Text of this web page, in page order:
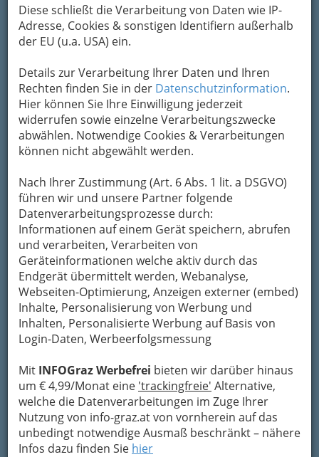
Diese schließt die Verarbeitung von Daten wie IP-
Adresse, Cookies & sonstigen Identifiern außerhalb
der EU (u.a. USA) ein.
Details zur Verarbeitung Ihrer Daten und Ihren
Rechten finden Sie in der Datenschutzinformation.
Hier können Sie Ihre Einwilligung jederzeit
widerrufen sowie einzelne Verarbeitungszwecke
abwählen. Notwendige Cookies & Verarbeitungen
können nicht abgewählt werden.
Nach Ihrer Zustimmung (Art. 6 Abs. 1 lit. a DSGVO)
führen wir und unsere Partner folgende
Datenverarbeitungsprozesse durch:
Informationen auf einem Gerät speichern, abrufen
und verarbeiten, Verarbeiten von
Geräteinformationen welche aktiv durch das
Endgerät übermittelt werden, Webanalyse,
Webseiten-Optimierung, Anzeigen externer (embed)
Inhalte, Personalisierung von Werbung und
Inhalten, Personalisierte Werbung auf Basis von
Login-Daten, Werbeerfolgsmessung
Mit INFOGraz Werbefrei bieten wir darüber hinaus
um € 4,99/Monat eine 'trackingfreie' Alternative,
welche die Datenverarbeitungen im Zuge Ihrer
Nutzung von info-graz.at von vornherein auf das
unbedingt notwendige Ausmaß beschränkt – nähere
Infos dazu finden Sie hier
Veranstaltungen Steiermark heute (natürlich
auch für die nächsten Wochen und Monate) und
aus dem restlichen Österreich in unserem
Suchbegriff
Ort
Kontakt
Zeitraum